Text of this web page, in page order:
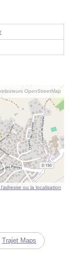
OpenStreetMap
ou la localisation
Trajet Maps